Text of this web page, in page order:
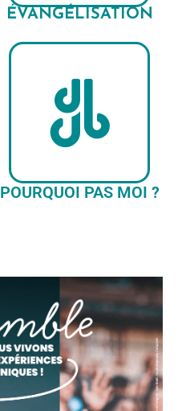
ÉVANGÉLISATION
POURQUOI PAS MOI ?